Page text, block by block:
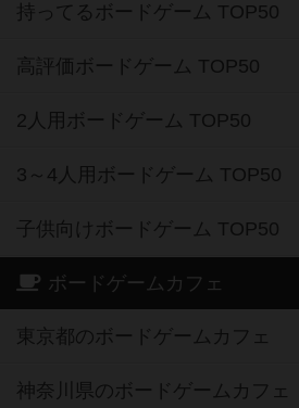
持ってるボードゲーム TOP50
高評価ボードゲーム TOP50
2人用ボードゲーム TOP50
3～4人用ボードゲーム TOP50
子供向けボードゲーム TOP50
ボードゲームカフェ
東京都のボードゲームカフェ
神奈川県のボードゲームカフェ